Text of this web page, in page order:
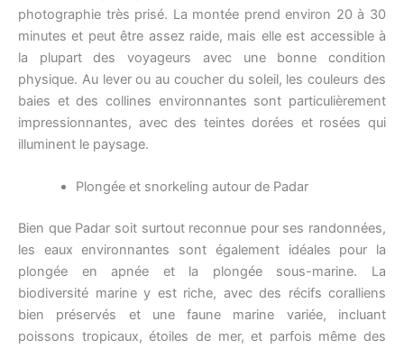
photographie très prisé. La montée prend environ 20 à 30
minutes et peut être assez raide, mais elle est accessible à
la plupart des voyageurs avec une bonne condition
physique. Au lever ou au coucher du soleil, les couleurs des
baies et des collines environnantes sont particulièrement
impressionnantes, avec des teintes dorées et rosées qui
illuminent le paysage.
Plongée et snorkeling autour de Padar
Bien que Padar soit surtout reconnue pour ses randonnées,
les eaux environnantes sont également idéales pour la
plongée en apnée et la plongée sous-marine. La
biodiversité marine y est riche, avec des récifs coralliens
bien préservés et une faune marine variée, incluant
poissons tropicaux, étoiles de mer, et parfois même des